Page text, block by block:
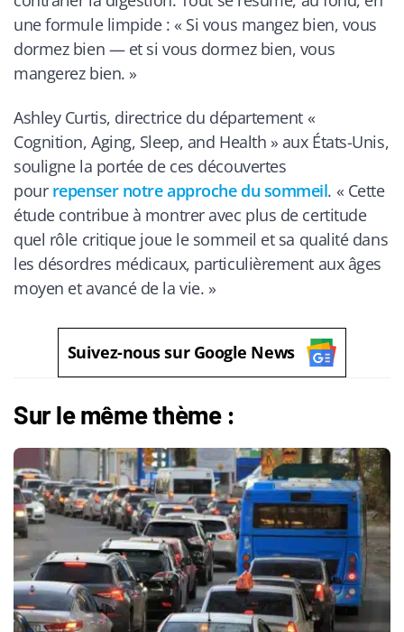
une formule limpide : « Si vous mangez bien, vous
dormez bien — et si vous dormez bien, vous
mangerez bien. »
Ashley Curtis, directrice du département «
Cognition, Aging, Sleep, and Health » aux États-Unis,
souligne la portée de ces découvertes
pour repenser notre approche du sommeil. « Cette
étude contribue à montrer avec plus de certitude
quel rôle critique joue le sommeil et sa qualité dans
les désordres médicaux, particulièrement aux âges
moyen et avancé de la vie. »
Suivez-nous sur Google News
Sur le même thème :